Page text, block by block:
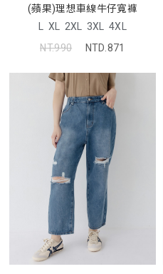
(蘋果)理想車線牛仔寬褲
L XL 2XL 3XL 4XL
NT.990
NTD.871